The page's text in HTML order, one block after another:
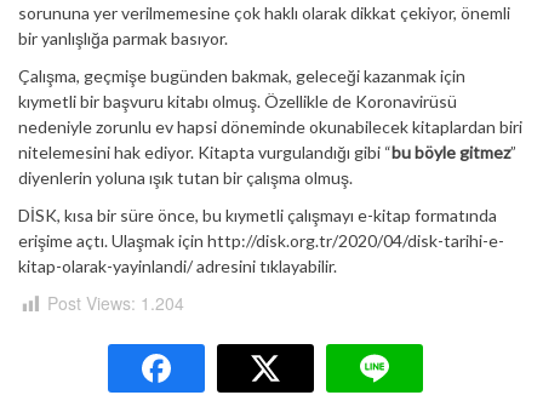
sorununa yer verilmemesine çok haklı olarak dikkat çekiyor, önemli
bir yanlışlığa parmak basıyor.
Çalışma, geçmişe bugünden bakmak, geleceği kazanmak için
kıymetli bir başvuru kitabı olmuş. Özellikle de Koronavirüsü
nedeniyle zorunlu ev hapsi döneminde okunabilecek kitaplardan biri
nitelemesini hak ediyor. Kitapta vurgulandığı gibi “bu böyle gitmez”
diyenlerin yoluna ışık tutan bir çalışma olmuş.
DİSK, kısa bir süre önce, bu kıymetli çalışmayı e-kitap formatında
erişime açtı. Ulaşmak için http://disk.org.tr/2020/04/disk-tarihi-e-
kitap-olarak-yayinlandi/ adresini tıklayabilir.
Post Views: 1.204